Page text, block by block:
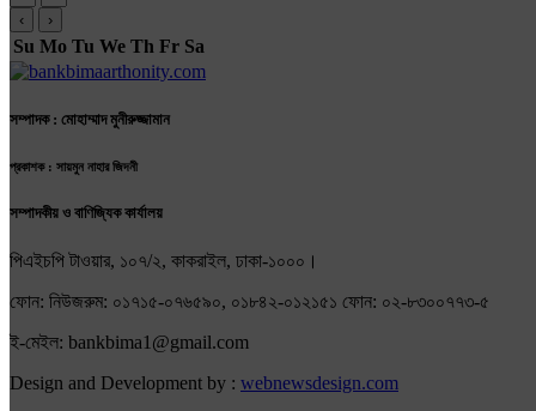
‹ ›
Su Mo Tu We Th Fr Sa
সম্পাদক : মোহাম্মাদ মুনীরুজ্জামান
প্রকাশক : সায়মুন নাহার জিদনী
সম্পাদকীয় ও বাণিজ্যিক কার্যালয়
পিএইচপি টাওয়ার, ১০৭/২, কাকরাইল, ঢাকা-১০০০।
ফোন: নিউজরুম: ০১৭১৫-০৭৬৫৯০, ০১৮৪২-০১২১৫১ ফোন: ০২-৮৩০০৭৭৩-৫
ই-মেইল: bankbima1@gmail.com
Design and Development by : webnewsdesign.com